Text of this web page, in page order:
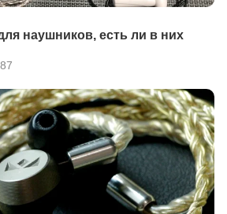
наушников, есть ли в них